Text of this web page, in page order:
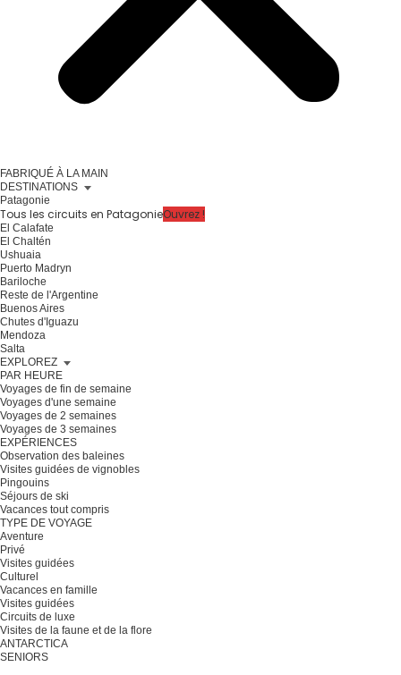
FABRIQUÉ À LA MAIN
DESTINATIONS
Patagonie
Tous les circuits en PatagonieOuvrez !
El Calafate
El Chaltén
Ushuaia
Puerto Madryn
Bariloche
Reste de l'Argentine
Buenos Aires
Chutes d'Iguazu
Mendoza
Salta
EXPLOREZ
PAR HEURE
Voyages de fin de semaine
Voyages d'une semaine
Voyages de 2 semaines
Voyages de 3 semaines
EXPÉRIENCES
Observation des baleines
Visites guidées de vignobles
Pingouins
Séjours de ski
Vacances tout compris
TYPE DE VOYAGE
Aventure
Privé
Visites guidées
Culturel
Vacances en famille
Visites guidées
Circuits de luxe
Visites de la faune et de la flore
ANTARCTICA
SENIORS